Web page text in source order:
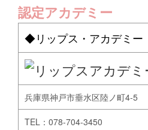
認定アカデミー
◆リップス・アカデミー
兵庫県神戸市垂水区陸ノ町4-5
TEL：078-704-3450